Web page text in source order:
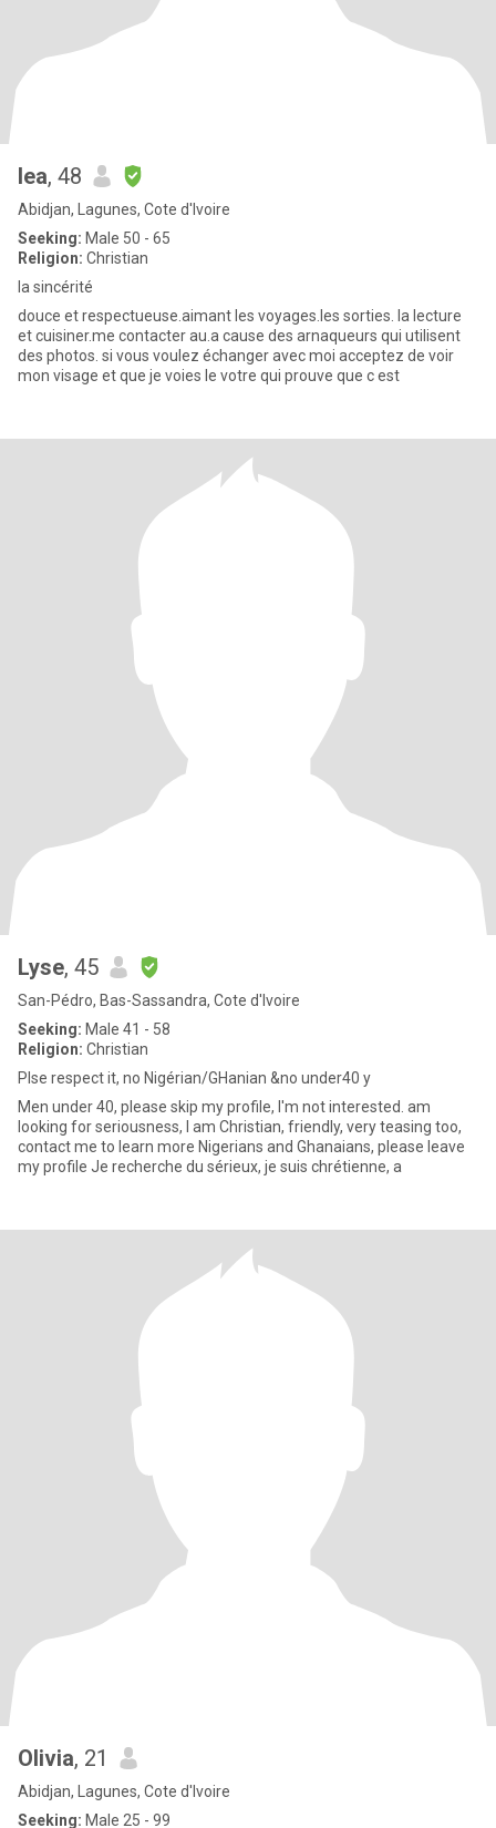
lea, 48
Abidjan, Lagunes, Cote d'Ivoire
Seeking: Male 50 - 65
Religion: Christian
la sincérité
douce et respectueuse.aimant les voyages.les sorties. la lecture
et cuisiner.me contacter au.a cause des arnaqueurs qui utilisent
des photos. si vous voulez échanger avec moi acceptez de voir
mon visage et que je voies le votre qui prouve que c est
Lyse, 45
San-Pédro, Bas-Sassandra, Cote d'Ivoire
Seeking: Male 41 - 58
Religion: Christian
Plse respect it, no Nigérian/GHanian &no under40 y
Men under 40, please skip my profile, I'm not interested. am
looking for seriousness, I am Christian, friendly, very teasing too,
contact me to learn more Nigerians and Ghanaians, please leave
my profile Je recherche du sérieux, je suis chrétienne, a
Olivia, 21
Abidjan, Lagunes, Cote d'Ivoire
Seeking: Male 25 - 99